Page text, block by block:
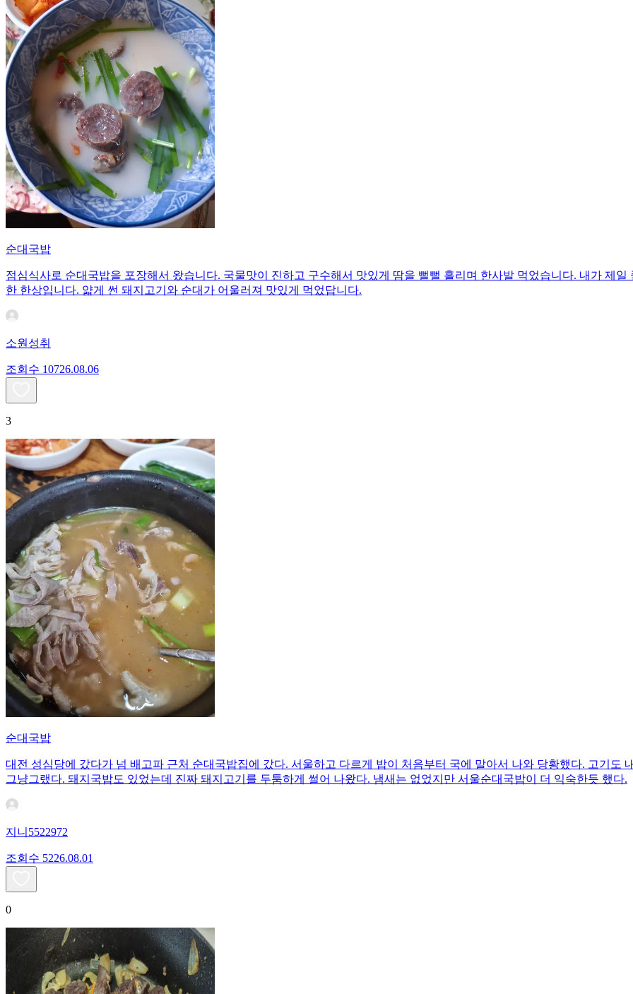
순대국밥
점심식사로 순대국밥을 포장해서 왔습니다. 국물맛이 진하고 구수해서 맛있게 땀을 뻘뻘 흘리며 한사발 먹었습니다. 내가 제
한 한상입니다. 얇게 썬 돼지고기와 순대가 어울러져 맛있게 먹었답니다.
소원성취
조회수 10726.08.06
3
순대국밥
대전 성심당에 갔다가 넘 배고파 근처 순대국밥집에 갔다. 서울하고 다르게 밥이 처음부터 국에 말아서 나와 당황했다. 고기도
그냥그랬다. 돼지국밥도 있었는데 진짜 돼지고기를 두툼하게 썰어 나왔다. 냄새는 없었지만 서울순대국밥이 더 익숙한듯 했다.
지니5522972
조회수 5226.08.01
0